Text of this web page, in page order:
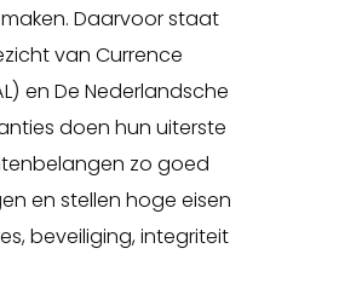
Daarvoor staat
van Currence
en De Nederlandsche
doen hun uiterste
zo goed
en stellen hoge eisen
beveiliging, integriteit